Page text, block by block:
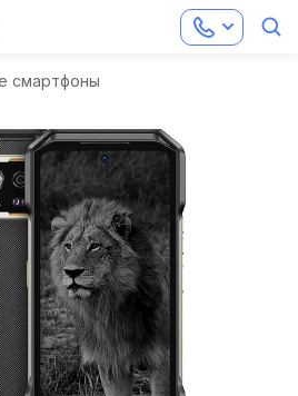
смартфоны